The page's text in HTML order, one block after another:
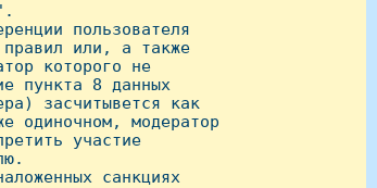
пользователя
или, а также
котоpого не
пункта 8 данных
засчитывется как
одиночном, модератор
участие
санкциях